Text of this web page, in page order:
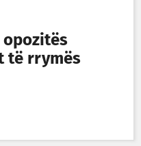
opozitës
të rrymës